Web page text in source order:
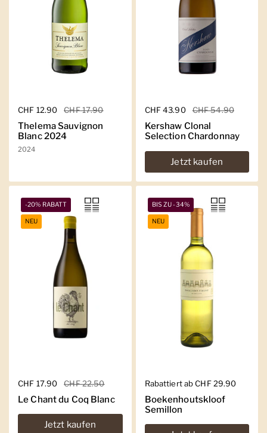
Regulärer Preis
CHF 12.90 Sale-Preis
CHF 17.90
Thelema Sauvignon
Blanc 2024
2024
Regulärer Preis
CHF 43.90 Sale-Preis
CHF 54.90
Kershaw Clonal
Selection Chardonnay
Jetzt kaufen
Regulärer Preis
CHF 17.90 Sale-Preis
CHF 22.50
Le Chant du Coq Blanc
Jetzt kaufen
-20% RABATT
NEU
Regulärer Preis
Rabattiert ab CHF 29.90
Boekenhoutskloof
Semillon
BIS ZU -34%
NEU